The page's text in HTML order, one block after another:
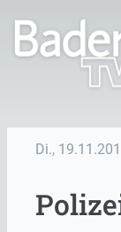
Di.,